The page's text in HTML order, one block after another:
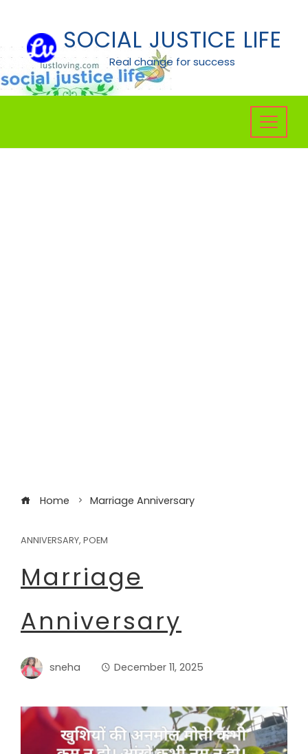
content
SOCIAL JUSTICE LIFE
Real change for success
Home Marriage Anniversary
ANNIVERSARY, POEM
Marriage
Anniversary
sneha December 11, 2025